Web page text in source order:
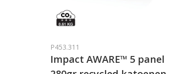
P453.311
Impact AWARE™ 5 panel